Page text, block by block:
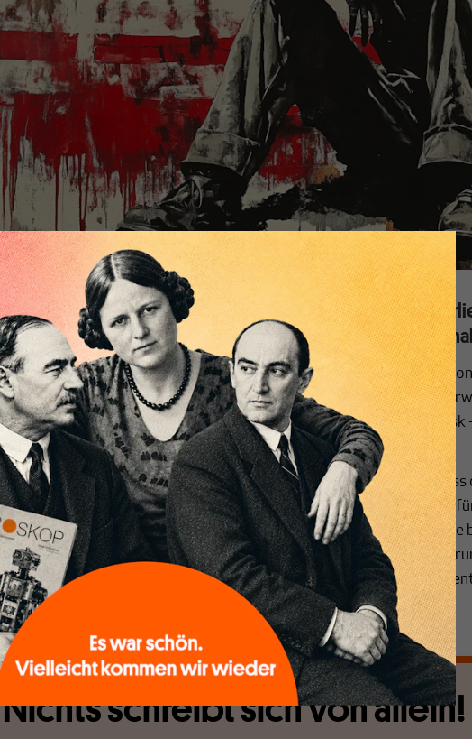
hat die US-Wahl gewonnen, weil er die
Seite gezogen hat. Aber kann er seine Versprechen
ist es also wahr geworden: noch circa zwei Monate, dann regiert
die größte Volkswirtschaft der Welt – schon wieder. Zur
hat ihm – neben dem reichsten Menschen der Welt, Elon Musk
über die Inflation.
den Nachwahlbefragungen gaben 22 Prozent der US-Wähler an, dass
ihnen große Probleme bereitet hat. 73 Prozent davon haben
Von den 53 Prozent, denen die Inflation moderate Probleme
wählte die Mehrheit Trump. Nur von den 24 Prozent, die
Inflation habe ihnen gar keine Probleme bereitet, wählten 78
Nichts schreibt sich von allein!